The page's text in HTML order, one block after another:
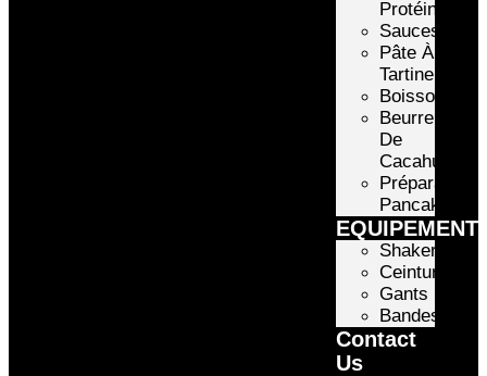
Protéinée
Sauces
Pâte À
Tartiner
Boissons
Beurre
De
Cacahuète
Préparation
Pancake
Shakers
Ceintures
Gants
Bandes
Contact
Us